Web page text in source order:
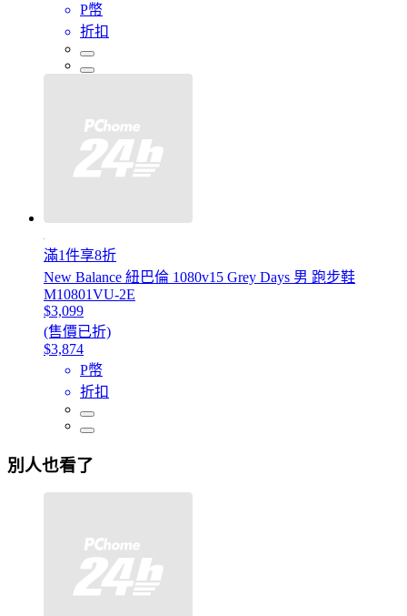
P幣
折扣
滿1件享8折
New Balance 紐巴倫 1080v15 Grey Days 男 跑步鞋
M10801VU-2E
$3,099
(售價已折)
$3,874
P幣
折扣
別人也看了